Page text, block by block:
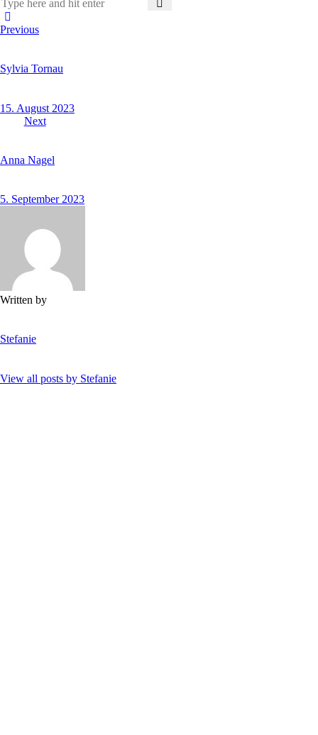
Previous
Sylvia Tornau
15. August 2023
Next
Anna Nagel
5. September 2023
Written by
Stefanie
View all posts by Stefanie